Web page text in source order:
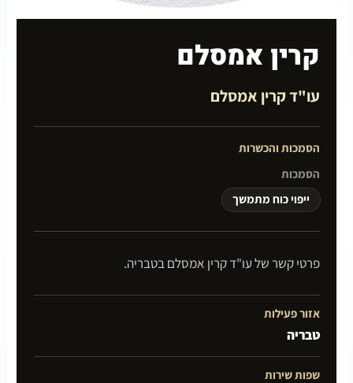
קרין אמסלם
עו"ד קרין אמסלם
הסמכות והכשרות
הסמכות
ייפוי כוח מתמשך
פרטי קשר של עו"ד קרין אמסלם בטבריה.
אזור פעילות
טבריה
שפות שירות